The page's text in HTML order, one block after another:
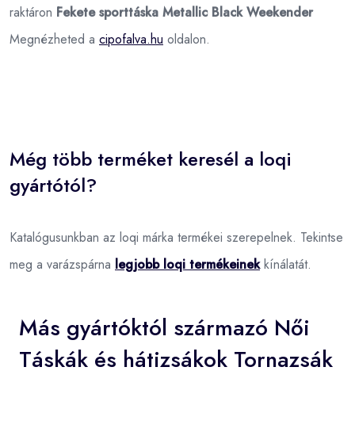
raktáron Fekete sporttáska Metallic Black Weekender
Megnézheted a cipofalva.hu oldalon.
Még több terméket keresél a loqi
gyártótól?
Katalógusunkban az loqi márka termékei szerepelnek. Tekintse
meg a varázspárna legjobb loqi termékeinekkínálatát.
Más gyártóktól származó Női
Táskák és hátizsákok Tornazsák